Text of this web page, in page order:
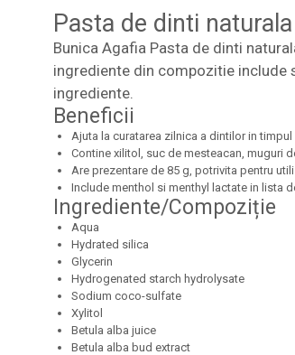
Pasta de dinti
Bunica Agafia Pasta de dinti
ingrediente din compozitie include
ingrediente.
Beneficii
Ajuta la curatarea zilnica a dintilor in timpul
Contine xilitol, suc de mesteacan, muguri
Are prezentare de 85 g, potrivita pentru
Include menthol si menthyl lactate in lista
Ingrediente/Compoziție
Aqua
Hydrated silica
Glycerin
Hydrogenated starch hydrolysate
Sodium coco-sulfate
Xylitol
Betula alba juice
Betula alba bud extract